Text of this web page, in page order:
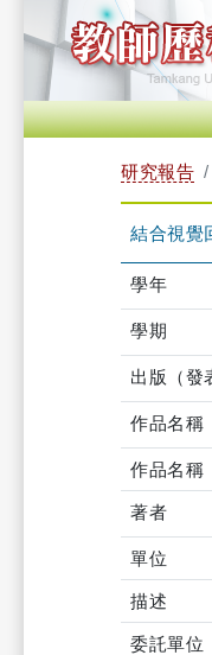
研究報告
結合視覺
學年
學期
出版（發
作品名稱
作品名稱
著者
單位
描述
委託單位